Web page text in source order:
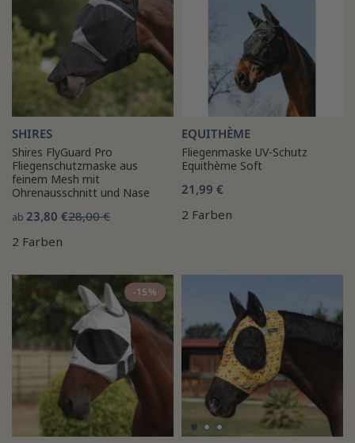
SHIRES
Shires FlyGuard Pro
Fliegenschutzmaske aus
feinem Mesh mit
Ohrenausschnitt und Nase
ab 23,80 €28,00 €
2 Farben
EQUITHÈME
Fliegenmaske UV-Schutz
Equithème Soft
21,99 €
2 Farben
-15%